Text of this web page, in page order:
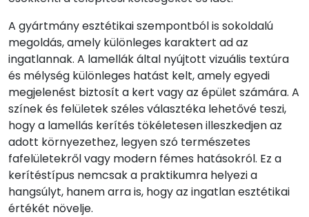
A gyártmány esztétikai szempontból is sokoldalú
megoldás, amely különleges karaktert ad az
ingatlannak. A lamellák által nyújtott vizuális textúra
és mélység különleges hatást kelt, amely egyedi
megjelenést biztosít a kert vagy az épület számára. A
színek és felületek széles választéka lehetővé teszi,
hogy a lamellás kerítés tökéletesen illeszkedjen az
adott környezethez, legyen szó természetes
fafelületekről vagy modern fémes hatásokról. Ez a
kerítéstípus nemcsak a praktikumra helyezi a
hangsúlyt, hanem arra is, hogy az ingatlan esztétikai
értékét növelje.